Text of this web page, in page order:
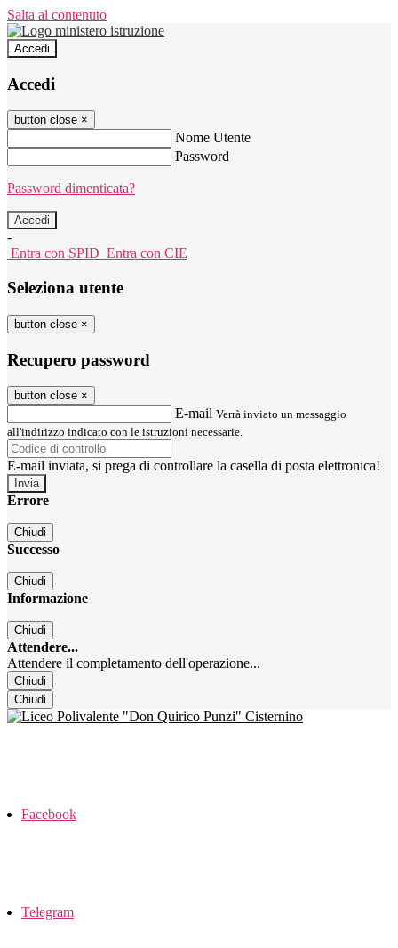
Salta al contenuto
Accedi
Accedi
button close ×
Nome Utente
Password
Password dimenticata?
-
Entra con SPID Entra con CIE
Seleziona utente
button close ×
Recupero password
button close ×
E-mail Verrà inviato un messaggio
all'indirizzo indicato con le istruzioni necessarie.
E-mail inviata, si prega di controllare la casella di posta elettronica!
Errore
Chiudi
Successo
Chiudi
Informazione
Chiudi
Attendere...
Attendere il completamento dell'operazione...
Chiudi
Chiudi
Facebook
Telegram